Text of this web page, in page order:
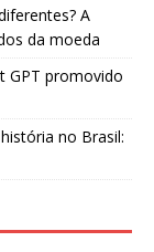
A
da moeda
GPT promovido
no Brasil: